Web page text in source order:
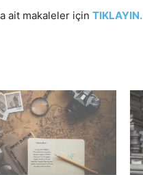
ait makaleler için TIKLAYIN.